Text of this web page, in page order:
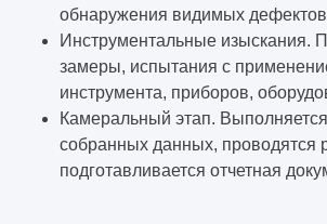
обнаружения видимых
Инструментальные изыскания.
замеры, испытания с
инструмента, приборов,
Камеральный этап.
собранных данных, проводятся
подготавливается отчетная